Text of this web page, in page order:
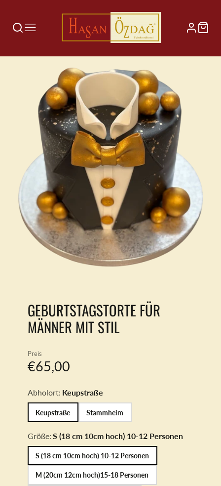
GEBURTSTAGSTORTE FÜR
MÄNNER MIT STIL
Preis
€65,00
Abholort: Keupstraße
Keupstraße Stammheim
Größe: S (18 cm 10cm hoch) 10-12 Personen
S (18 cm 10cm hoch) 10-12 Personen
M (20cm 12cm hoch)15-18 Personen